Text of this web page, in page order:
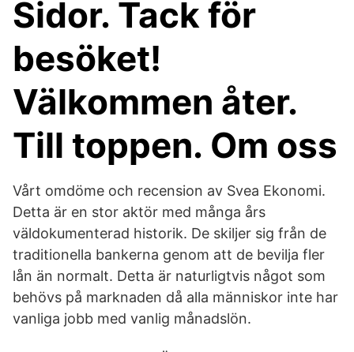
Sidor. Tack för
besöket!
Välkommen åter.
Till toppen. Om oss
Vårt omdöme och recension av Svea Ekonomi.
Detta är en stor aktör med många års
väldokumenterad historik. De skiljer sig från de
traditionella bankerna genom att de bevilja fler
lån än normalt. Detta är naturligtvis något som
behövs på marknaden då alla människor inte har
vanliga jobb med vanlig månadslön.